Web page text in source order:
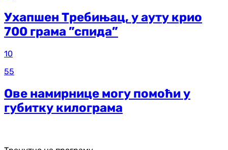
Ухапшен Требињац, у ауту крио
700 грама ”спида”
10
55
Ове намирнице могу помоћи у
губитку килограма